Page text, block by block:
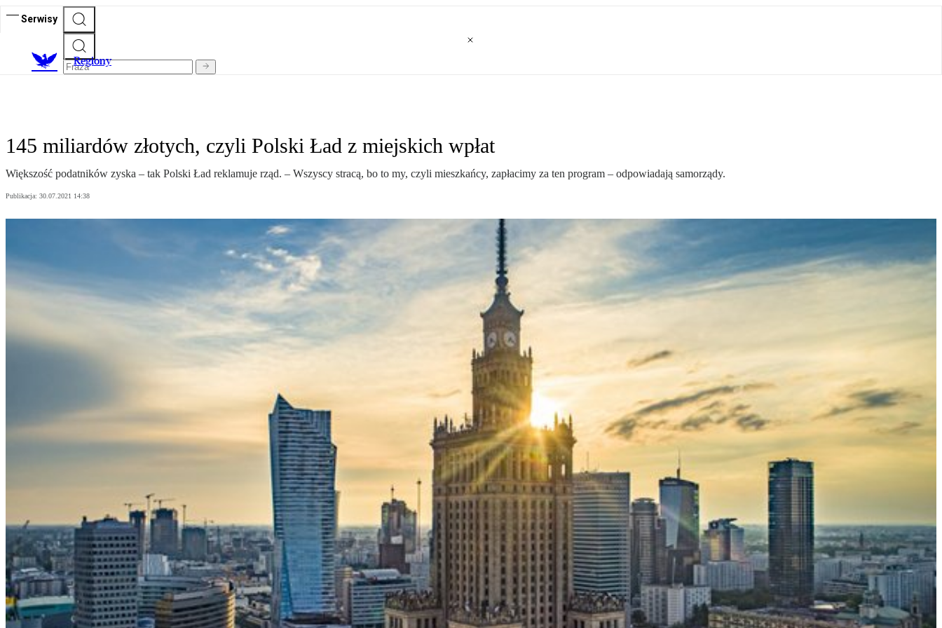
Serwisy
Regiony
145 miliardów złotych, czyli Polski Ład z miejskich wpłat
Większość podatników zyska – tak Polski Ład reklamuje rząd. – Wszyscy stracą, bo to my, czyli mieszkańcy, zapłacimy za ten program – odpowiadają samorządy.
Publikacja: 30.07.2021 14:38